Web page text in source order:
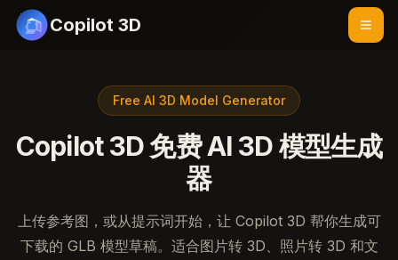
Copilot 3D
Free AI 3D Model Generator
Copilot 3D 免费 AI 3D 模型生成
器
上传参考图，或从提示词开始，让 Copilot 3D 帮你生成可
下载的 GLB 模型草稿。适合图片转 3D、照片转 3D 和文